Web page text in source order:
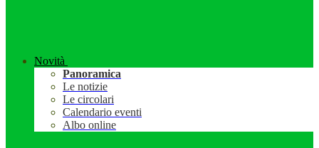
Novità
Panoramica
Le notizie
Le circolari
Calendario eventi
Albo online